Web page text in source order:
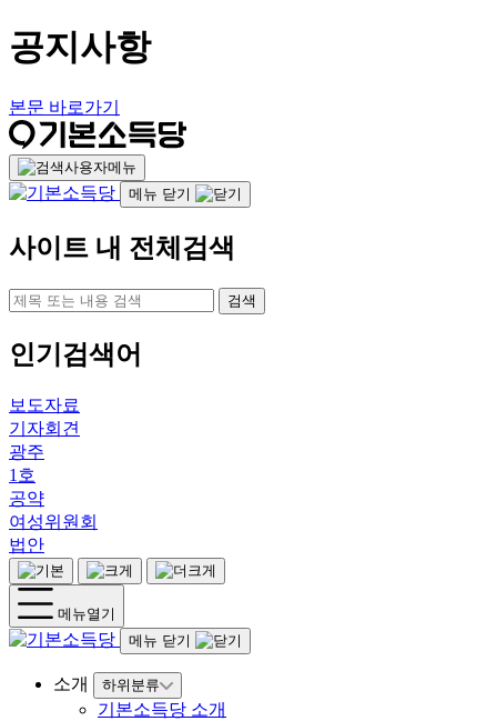
공지사항
본문 바로가기
사용자메뉴
메뉴 닫기
사이트 내 전체검색
검색
인기검색어
보도자료
기자회견
광주
1호
공약
여성위원회
법안
메뉴열기
메뉴 닫기
소개 하위분류
기본소득당 소개